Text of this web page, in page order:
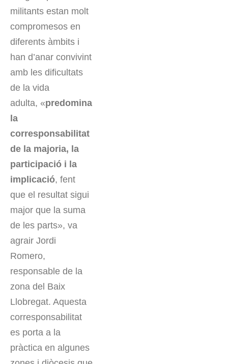
militants estan molt
compromesos en
diferents àmbits i
han d’anar convivint
amb les dificultats
de la vida
adulta, «predomina
la
corresponsabilitat
de la majoria, la
participació i la
implicació, fent
que el resultat sigui
major que la suma
de les parts», va
agrair Jordi
Romero,
responsable de la
zona del Baix
Llobregat. Aquesta
corresponsabilitat
es porta a la
pràctica en algunes